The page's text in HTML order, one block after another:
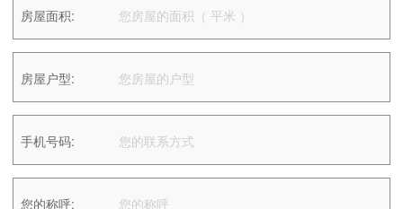
务
12月14日欧**预约了装修服
务
12月18日丽预约了装修服务
01月06日林**预约了装修服
务
03月04日陈**预约了装修服
务
03月04日莫**预约了装修服
务
03月10日李预约了装修服务
03月16日熊**预约了装修服
房屋面积:
房屋户型:
手机号码:
您的称呼: